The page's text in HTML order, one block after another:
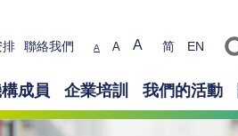
排 聯絡我們
Text size
A A A 简 EN
成員 企業培訓 我們的活動